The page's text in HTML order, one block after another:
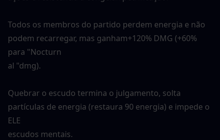
Todos os membros do partido perdem energia e não
podem recarregar, mas ganham+120% DMG (+60%
para "Nocturn
al "dmg).
Quebrar o escudo termina o julgamento, solta
partículas de energia (restaura 90 energia) e impede o
ELE
escudos mentais.